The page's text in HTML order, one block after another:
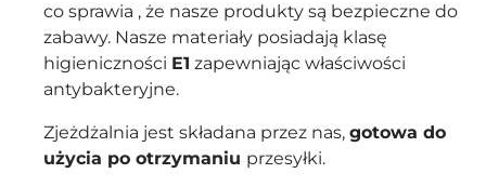
co sprawia , że nasze produkty są bezpieczne do
zabawy. Nasze materiały posiadają klasę
higieniczności E1 zapewniając właściwości
antybakteryjne.
Zjeżdżalnia jest składana przez nas, gotowa do
użycia po otrzymaniu przesyłki.